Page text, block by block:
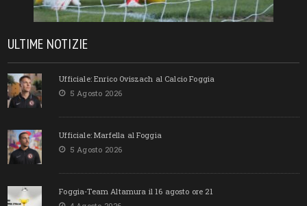
ULTIME NOTIZIE
Ufficiale: Enrico Oviszach al Calcio Foggia
5 Agosto 2026
Ufficiale: Marfella al Foggia
5 Agosto 2026
Foggia-Team Altamura il 16 agosto ore 21